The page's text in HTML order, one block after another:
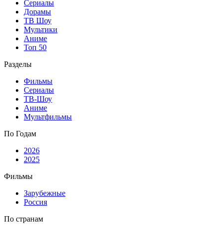
Сериалы
Дорамы
ТВ Шоу
Мультики
Аниме
Топ 50
Разделы
Фильмы
Сериалы
ТВ-Шоу
Аниме
Мультфильмы
По Годам
2026
2025
Фильмы
Зарубежные
Россия
По странам